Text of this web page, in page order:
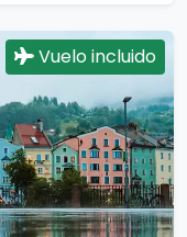
Vuelo incluido